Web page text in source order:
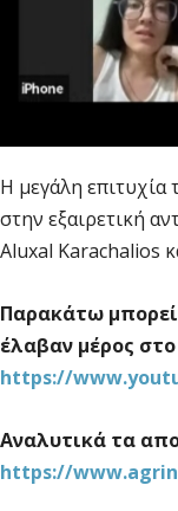
Η μεγάλη επιτυχία
στην εξαιρετική
Aluxal Karachalios
Παρακάτω
έλαβαν μέρος
https://
Αναλυτικά τα
https://